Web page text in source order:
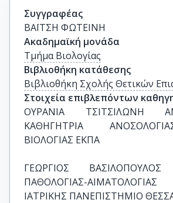
Συγγραφέας
ΒΑΪΤΣΗ ΦΩΤΕΙΝΗ
Ακαδημαϊκή μονάδα
Τμήμα Βιολογίας
Βιβλιοθήκη κατάθεσης
Βιβλιοθήκη Σχολής Θετικών
Στοιχεία επιβλεπόντων
ΟΥΡΑΝΙΑ ΤΣΙΤΣΙΛΩΝΗ
ΚΑΘΗΓΗΤΡΙΑ
ΒΙΟΛΟΓΙΑΣ ΕΚΠΑ
ΓΕΩΡΓΙΟΣ
ΠΑΘΟΛΟΓΙΑΣ-
ΙΑΤΡΙΚΗΣ ΠΑΝΕΠΙΣΤΗΜΙΟ